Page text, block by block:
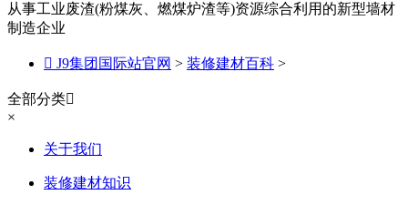
从事工业废渣(粉煤灰、燃煤炉渣等)资源综合利用的新型墙材
制造企业
 J9集团国际站官网 > 装修建材百科 >
全部分类
×
关于我们
装修建材知识